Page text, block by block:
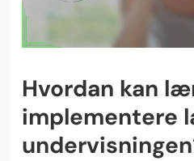
Hvordan kan
implementere